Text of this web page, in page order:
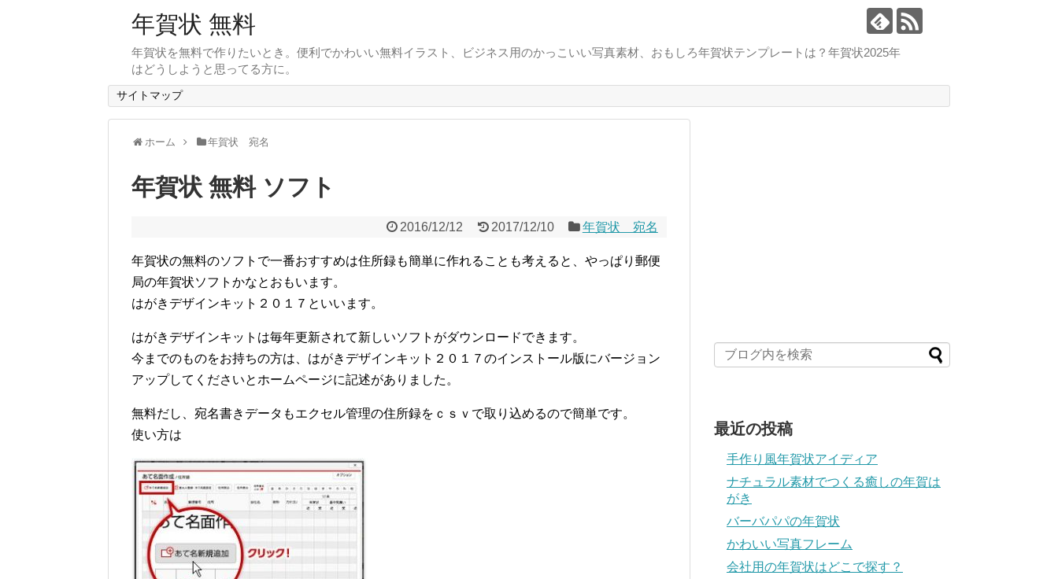
年賀状 無料
年賀状を無料で作りたいとき。便利でかわいい無料イラスト、ビジネス用のかっこいい写真素材、おもしろ年賀状テンプレートは？年賀状2025年
はどうしようと思ってる方に。
サイトマップ
ホーム 年賀状 宛名
年賀状 無料 ソフト
2016/12/12 2017/12/10 年賀状 宛名
年賀状の無料のソフトで一番おすすめは住所録も簡単に作れることも考えると、やっぱり郵便
局の年賀状ソフトかなとおもいます。
はがきデザインキット２０１７といいます。
はがきデザインキットは毎年更新されて新しいソフトがダウンロードできます。
今までのものをお持ちの方は、はがきデザインキット２０１７のインストール版にバージョン
アップしてくださいとホームページに記述がありました。
無料だし、宛名書きデータもエクセル管理の住所録をｃｓｖで取り込めるので簡単です。
使い方は
最近の投稿
手作り風年賀状アイディア
ナチュラル素材でつくる癒しの年賀は
がき
バーバパパの年賀状
かわいい写真フレーム
会社用の年賀状はどこで探す？